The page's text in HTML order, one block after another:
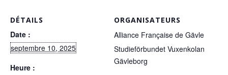
DÉTAILS
Date :
septembre 10, 2025
Heure :
ORGANISATEURS
Alliance Française de Gävle
Studieförbundet Vuxenkolan
Gävleborg